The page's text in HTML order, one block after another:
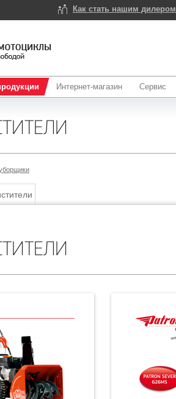
Как стать нашим
Интернет-магазин Сервис